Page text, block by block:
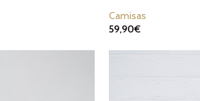
Camisas
59,90€